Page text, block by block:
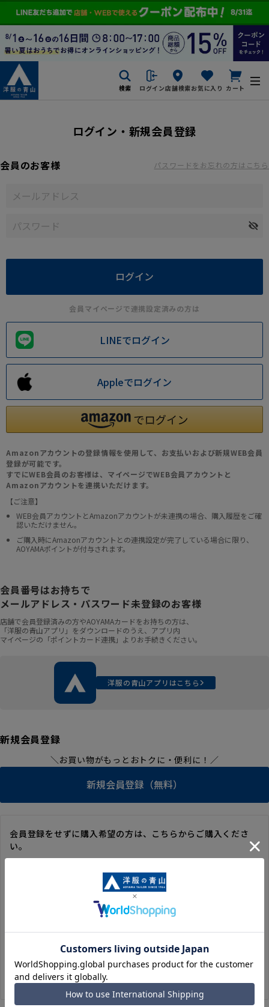
検索 ログイン店舗検索お気に入り カート
ログイン・新規会員登録
会員のお客様 パスワードをお忘れの方はこちら
会員マイページで連携設定済みの方は
LINEでログイン
Appleでログイン
Amazonアカウントの登録情報を使用して、お支払いおよび新規WEB会員
登録が可能です。
すでにWEB会員のお客様は、マイページでWEB会員アカウントと
Amazonアカウントを連携いただけます。
【ご注意】
WEB会員アカウントとAmazonアカウントが未連携の場合、購入履歴をご確
認いただけません。
ご購入時にAmazonアカウントとの連携設定が完了している場合に限り、
AOYAMAポイントが付与されます。
会員番号はお持ちで
メールアドレス・パスワード未登録のお客様
店舗で会員登録済みの方やAOYAMAカードをお持ちの方は、
「洋服の青山アプリ」をダウンロードのうえ、アプリ内
マイページの「ポイントカード連携」よりお手続きください。
洋服の青山アプリはこちら
新規会員登録
＼お買い物がもっとおトクに・便利に！／
新規会員登録（無料）
会員登録をせずに購入希望の方は、こちらからご購入くださ
い。
毎回のご注文時に入力いただく必要があります。
※洋服の青山オンラインストアのポイントは付与されません。
また、ゲスト購入後の会員情報統合・ポイントの付与は、対応
※購入履歴の確認、領収書の発行、キャンセル手続きはご利用
いただけません。